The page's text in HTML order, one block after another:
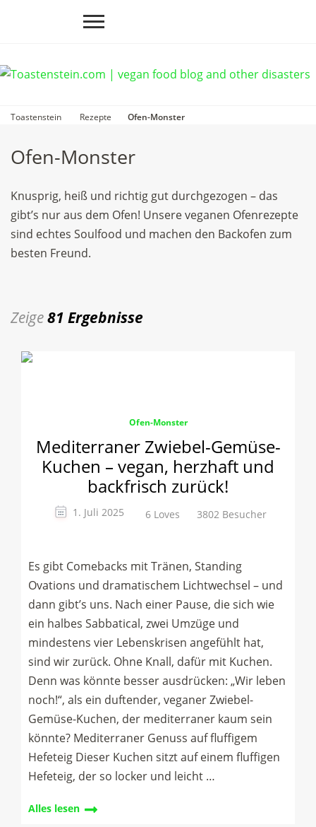
Toastenstein Rezepte Ofen-Monster
Ofen-Monster
Knusprig, heiß und richtig gut durchgezogen – das
gibt’s nur aus dem Ofen! Unsere veganen Ofenrezepte
sind echtes Soulfood und machen den Backofen zum
besten Freund.
Zeige81 Ergebnisse
Ofen-Monster
Mediterraner Zwiebel-Gemüse-
Kuchen – vegan, herzhaft und
backfrisch zurück!
1. Juli 2025 6 Loves 3802 Besucher
Es gibt Comebacks mit Tränen, Standing
Ovations und dramatischem Lichtwechsel – und
dann gibt’s uns. Nach einer Pause, die sich wie
ein halbes Sabbatical, zwei Umzüge und
mindestens vier Lebenskrisen angefühlt hat,
sind wir zurück. Ohne Knall, dafür mit Kuchen.
Denn was könnte besser ausdrücken: „Wir leben
noch!“, als ein duftender, veganer Zwiebel-
Gemüse-Kuchen, der mediterraner kaum sein
könnte? Mediterraner Genuss auf fluffigem
Hefeteig Dieser Kuchen sitzt auf einem fluffigen
Hefeteig, der so locker und leicht …
Alles lesen